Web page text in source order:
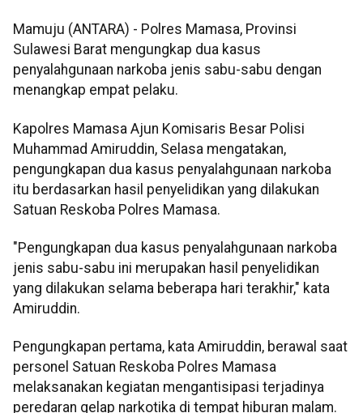
Mamuju (ANTARA) - Polres Mamasa, Provinsi
Sulawesi Barat mengungkap dua kasus
penyalahgunaan narkoba jenis sabu-sabu dengan
menangkap empat pelaku.
Kapolres Mamasa Ajun Komisaris Besar Polisi
Muhammad Amiruddin, Selasa mengatakan,
pengungkapan dua kasus penyalahgunaan narkoba
itu berdasarkan hasil penyelidikan yang dilakukan
Satuan Reskoba Polres Mamasa.
"Pengungkapan dua kasus penyalahgunaan narkoba
jenis sabu-sabu ini merupakan hasil penyelidikan
yang dilakukan selama beberapa hari terakhir," kata
Amiruddin.
Pengungkapan pertama, kata Amiruddin, berawal saat
personel Satuan Reskoba Polres Mamasa
melaksanakan kegiatan mengantisipasi terjadinya
peredaran gelap narkotika di tempat hiburan malam.